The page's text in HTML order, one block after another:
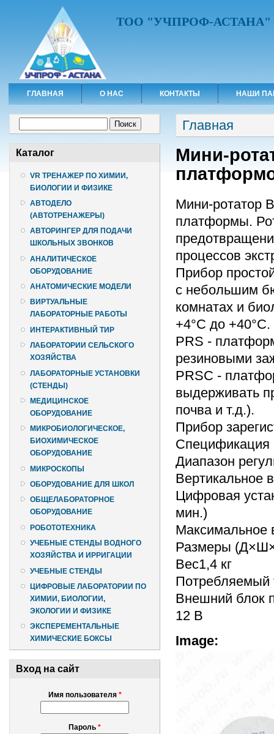
ТОО "УЧПРОФ-АСТАНА"
ГЛАВНАЯ О НАС КОНТАКТЫ НАШИ
Каталог
VR ТРЕНАЖЕР ПО ХИМИИ,
БИОЛОГИИ И ФИЗИКЕ
АВТОДЕЛО
(АВТОТРЕНАЖЕРЫ)
АВТОРИНГЕР ДЛЯ ПОДАЧИ
ШКОЛЬНЫХ ЗВОНКОВ
АНАЛИТИЧЕСКОЕ
ОБОРУДОВАНИЕ
АНАТОМИЧЕСКИЕ МОДЕЛИ
ВИРТУАЛЬНЫЕ
ЛАБОРАТОРНЫЕ РАБОТЫ
ИНТЕРАКТИВНЫЙ ТИР
ЛАБОРАТОРИИ СЕЛЬСКОГО
ХОЗЯЙСТВА
ЛАБОРАТОРНЫЕ УСТАНОВКИ
(СТЕНДЫ)
МЕДИЦИНСКОЕ
ОБОРУДОВАНИЕ
МИКРОБИОЛОГИЧЕСКОЕ,
БИОХИМИЧЕСКОЕ
ОБОРУДОВАНИЕ
МИКРОСКОПЫ
ОБОРУДОВАНИЕ ДЛЯ ШКОЛ
ОБЩЕЛАБОРАТОРНОЕ
ОБОРУДОВАНИЕ
РОБОТОТЕХНИКА
УЧЕБНЫЕ СТЕНДЫ ВОДНОГО
ХОЗЯЙСТВА И ИРРИГАЦИИ
УЧЕБНЫЕ СТЕНДЫ
ЦИФРОВЫЕ ЛАБОРАТОРИИ ПО
ХИМИИ, БИОЛОГИИ,
ЭКОЛОГИИ И ФИЗИКЕ
ЭКСПЕРЕМЕНТАЛЬНЫЕ
ХИМИЧЕСКИЕ БОКСЫ
Вход на сайт
Имя пользователя *
Пароль *
Вы здесь
Главная
Мини-
Мини-ротатор
платформы.
процессов
Прибор
с небольшим
комнатах и
+4°С до +40°С.
PRS -
резиновыми
PRSC -
выдерживать
почва и т.д.).
Прибор
Спецификация
Диапазон
Вертикальное
Цифровая
мин.)
Максимальное
Размеры
Вес1,4 кг
Потребляемый
Внешний блок
12 В
Image: